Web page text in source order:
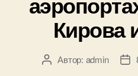
Кирова
АвторАвтор: admin